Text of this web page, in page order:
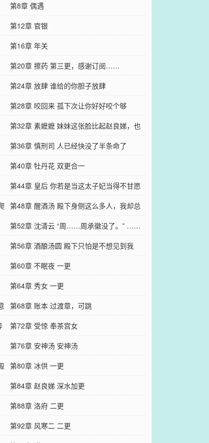
第8章 偶遇
第12章 官银
第16章 年关
第20章 擦药 第三更，感谢订阅……
第24章 放肆 谁给的你胆子放肆
第28章 咬回来 孤下次让你好好咬个够
第32章 素嬷嬷 妹妹这张脸比起赵良娣，也
是不……
第36章 慎刑司 人已经快没了半条命了
第40章 牡丹花 双更合一
第44章 皇后 你若是当这太子妃当得不甘愿
第48章 醒酒汤 殿下身侧这么多人，我却总
怕旁……
第52章 沈清云 “周……周承徽没了。” ……
第56章 酒酿汤圆 殿下只怕是不想见到我
第60章 不眠夜 一更
第64章 秀女 一更
第68章 账本 过渡章，可跳
第72章 受惊 奉茶宫女
第76章 安神汤 安神汤
第80章 冰供 一更
第84章 赵良娣 深水加更
第88章 洛府 二更
第92章 风寒二 二更